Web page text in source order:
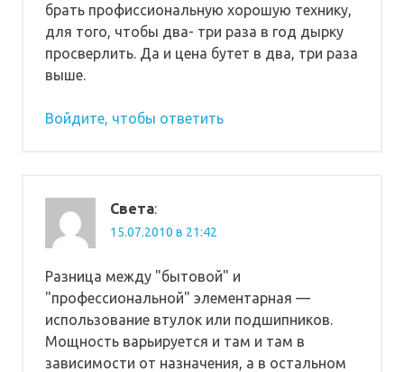
брать профиссиональную хорошую технику,
для того, чтобы два- три раза в год дырку
просверлить. Да и цена бутет в два, три раза
выше.
Войдите, чтобы ответить
Света:
15.07.2010 в 21:42
Разница между "бытовой" и
"профессиональной" элементарная —
использование втулок или подшипников.
Мощность варьируется и там и там в
зависимости от назначения, а в остальном